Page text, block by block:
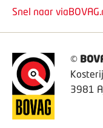
©
3981
Snel naar